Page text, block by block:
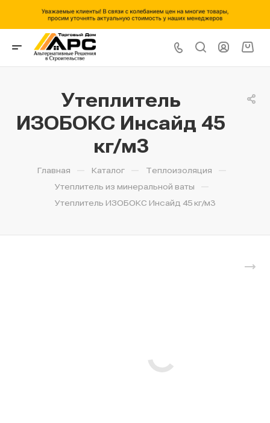
Утеплитель
ИЗОБОКС Инсайд 45
кг/м3
Главная — Каталог — Теплоизоляция —
Утеплитель из минеральной ваты —
Утеплитель ИЗОБОКС Инсайд 45 кг/м3